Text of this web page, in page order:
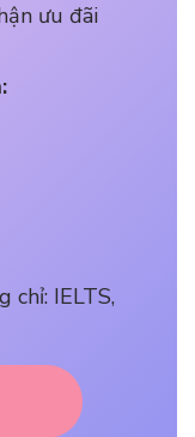
ưu đãi
chỉ: IELTS,